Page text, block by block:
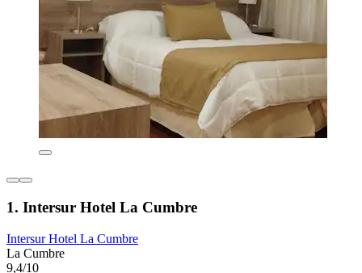
1. Intersur Hotel La Cumbre
Intersur Hotel La Cumbre
La Cumbre
9,4/10